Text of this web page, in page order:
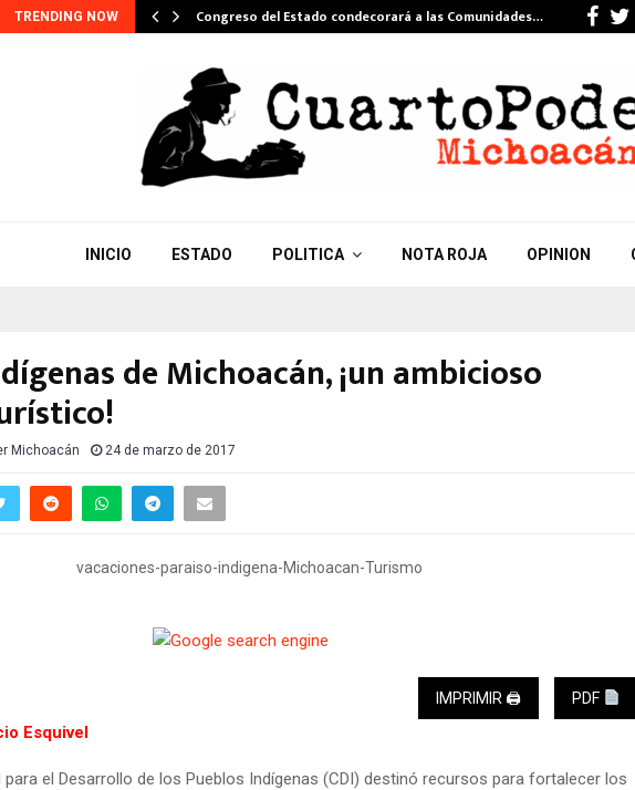
TRENDING NOW Congreso del Estado condecorará a las Comunidades…
INICIO ESTADO POLITICA NOTA ROJA OPINION
de Michoacán, ¡un ambicioso
Michoacán 24 de marzo de 2017
IMPRIMIR 🖨 PDF
Esquivel
el Desarrollo de los Pueblos Indígenas (CDI) destinó recursos para fortalecer los